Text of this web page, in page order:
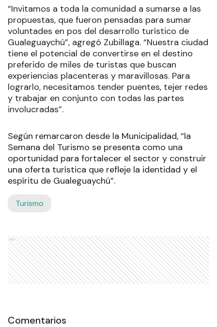
“Invitamos a toda la comunidad a sumarse a las
propuestas, que fueron pensadas para sumar
voluntades en pos del desarrollo turístico de
Gualeguaychú”, agregó Zubillaga. “Nuestra ciudad
tiene el potencial de convertirse en el destino
preferido de miles de turistas que buscan
experiencias placenteras y maravillosas. Para
lograrlo, necesitamos tender puentes, tejer redes
y trabajar en conjunto con todas las partes
involucradas”.
Según remarcaron desde la Municipalidad, “la
Semana del Turismo se presenta como una
oportunidad para fortalecer el sector y construir
una oferta turística que refleje la identidad y el
espíritu de Gualeguaychú”.
Turismo
Ads
Comentarios